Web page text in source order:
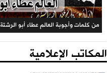
المكتب المركزي: جريدة الراية (متجددة)
المكاتب الإعلامية